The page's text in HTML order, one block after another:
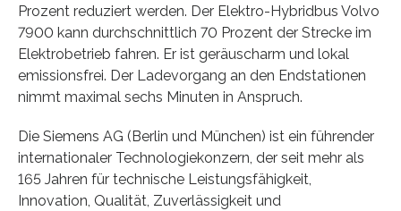
Prozent reduziert werden. Der Elektro-Hybridbus Volvo
7900 kann durchschnittlich 70 Prozent der Strecke im
Elektrobetrieb fahren. Er ist geräuscharm und lokal
emissionsfrei. Der Ladevorgang an den Endstationen
nimmt maximal sechs Minuten in Anspruch.
Die Siemens AG (Berlin und München) ist ein führender
internationaler Technologiekonzern, der seit mehr als
165 Jahren für technische Leistungsfähigkeit,
Innovation, Qualität, Zuverlässigkeit und